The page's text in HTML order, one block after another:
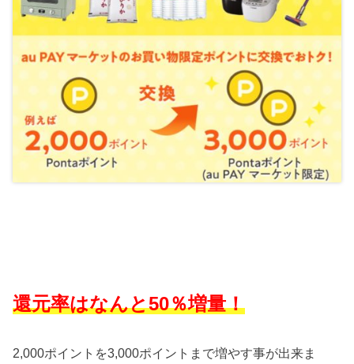
還元率はなんと50％増量！
2,000ポイントを3,000ポイントまで増やす事が出来ま